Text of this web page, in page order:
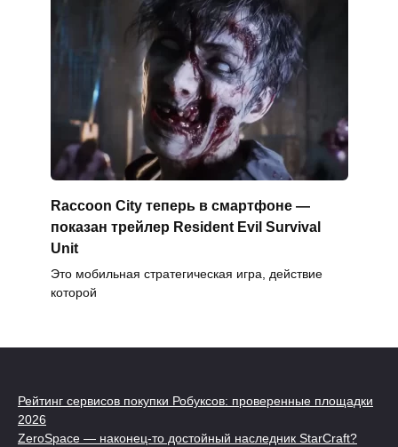
Raccoon City теперь в смартфоне —
показан трейлер Resident Evil Survival
Unit
Это мобильная стратегическая игра, действие
которой
Рейтинг сервисов покупки Робуксов: проверенные площадки
2026
ZeroSpace — наконец-то достойный наследник StarCraft?